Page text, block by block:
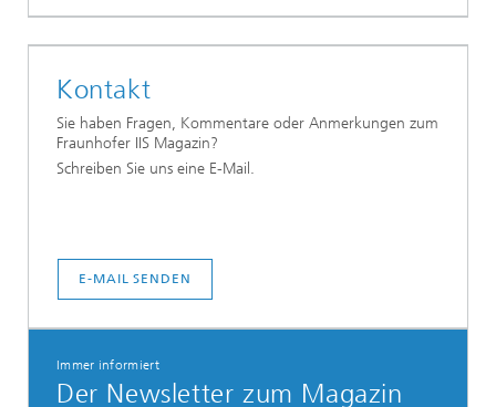
Kontakt
Sie haben Fragen, Kommentare oder Anmerkungen zum
Fraunhofer IIS Magazin?
Schreiben Sie uns eine E-Mail.
E-MAIL SENDEN
Immer informiert
Der Newsletter zum Magazin